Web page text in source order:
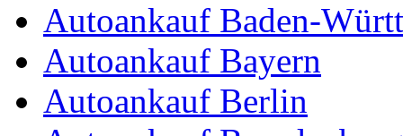
Autoankauf Baden-
Autoankauf Bayern
Autoankauf Berlin